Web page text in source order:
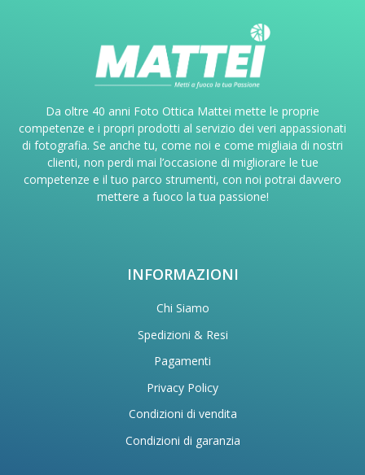
Da oltre 40 anni Foto Ottica Mattei mette le proprie
competenze e i propri prodotti al servizio dei veri appassionati
di fotografia. Se anche tu, come noi e come migliaia di nostri
clienti, non perdi mai l’occasione di migliorare le tue
competenze e il tuo parco strumenti, con noi potrai davvero
mettere a fuoco la tua passione!
INFORMAZIONI
Chi Siamo
Spedizioni & Resi
Pagamenti
Privacy Policy
Condizioni di vendita
Condizioni di garanzia